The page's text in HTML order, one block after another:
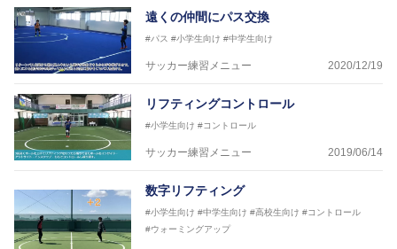
【資格】
JFA公認A級コーチジェネラルライセンス・JFA公認フ
ットサルB級コーチライセンス
横山 哲久
【指導歴】
ASV ペスカドーラ町田 監督、FC VIGORE 監督
【資格】
日本サッカー協会公認B級ライセンス・日本サッカー
協会公認フットサルB級ライセンス
※全コーチボンフィンサッカースクール所属
遠くの仲間にパス交換
#パス #小学生向け #中学生向け
サッカー練習メニュー 2020/12/19
リフティングコントロール
#小学生向け #コントロール
サッカー練習メニュー 2019/06/14
数字リフティング
#小学生向け #中学生向け #高校生向け #コントロール
#ウォーミングアップ